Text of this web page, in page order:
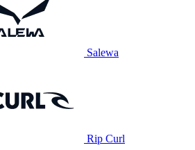
Salewa
Rip Curl